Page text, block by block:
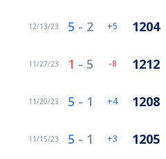
12/13/23 5 - 2 5 1204
11/27/23 1 - 5 -8 1212
11/20/23 5 - 1 4 1208
11/15/23 5 - 1 3 1205